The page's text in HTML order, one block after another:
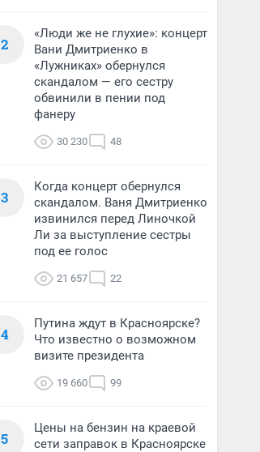
2
«Люди же не глухие»: концерт
Вани Дмитриенко в
«Лужниках» обернулся
скандалом — его сестру
обвинили в пении под
фанеру
30 230 48
3
Когда концерт обернулся
скандалом. Ваня Дмитриенко
извинился перед Линочкой
Ли за выступление сестры
под ее голос
21 657 22
4
Путина ждут в Красноярске?
Что известно о возможном
визите президента
19 660 99
5
Цены на бензин на краевой
сети заправок в Красноярске